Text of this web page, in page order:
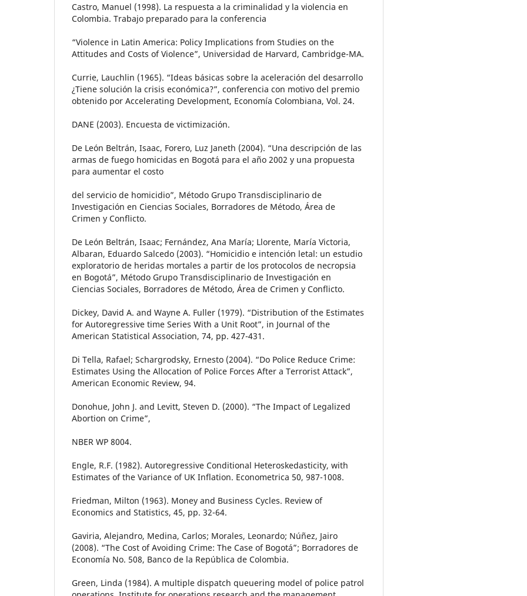
Castro, Manuel (1998). La respuesta a la criminalidad y la violencia en
Colombia. Trabajo preparado para la conferencia
“Violence in Latin America: Policy Implications from Studies on the
Attitudes and Costs of Violence”, Universidad de Harvard, Cambridge-MA.
Currie, Lauchlin (1965). “Ideas básicas sobre la aceleración del desarrollo
¿Tiene solución la crisis económica?”, conferencia con motivo del premio
obtenido por Accelerating Development, Economía Colombiana, Vol. 24.
DANE (2003). Encuesta de victimización.
De León Beltrán, Isaac, Forero, Luz Janeth (2004). “Una descripción de las
armas de fuego homicidas en Bogotá para el año 2002 y una propuesta
para aumentar el costo
del servicio de homicidio”, Método Grupo Transdisciplinario de
Investigación en Ciencias Sociales, Borradores de Método, Área de
Crimen y Conflicto.
De León Beltrán, Isaac; Fernández, Ana María; Llorente, María Victoria,
Albaran, Eduardo Salcedo (2003). “Homicidio e intención letal: un estudio
exploratorio de heridas mortales a partir de los protocolos de necropsia
en Bogotá”, Método Grupo Transdisciplinario de Investigación en
Ciencias Sociales, Borradores de Método, Área de Crimen y Conflicto.
Dickey, David A. and Wayne A. Fuller (1979). “Distribution of the Estimates
for Autoregressive time Series With a Unit Root”, in Journal of the
American Statistical Association, 74, pp. 427-431.
Di Tella, Rafael; Schargrodsky, Ernesto (2004). “Do Police Reduce Crime:
Estimates Using the Allocation of Police Forces After a Terrorist Attack”,
American Economic Review, 94.
Donohue, John J. and Levitt, Steven D. (2000). “The Impact of Legalized
Abortion on Crime”,
NBER WP 8004.
Engle, R.F. (1982). Autoregressive Conditional Heteroskedasticity, with
Estimates of the Variance of UK Inflation. Econometrica 50, 987-1008.
Friedman, Milton (1963). Money and Business Cycles. Review of
Economics and Statistics, 45, pp. 32-64.
Gaviria, Alejandro, Medina, Carlos; Morales, Leonardo; Núñez, Jairo
(2008). “The Cost of Avoiding Crime: The Case of Bogotá”; Borradores de
Economía No. 508, Banco de la República de Colombia.
Green, Linda (1984). A multiple dispatch queuering model of police patrol